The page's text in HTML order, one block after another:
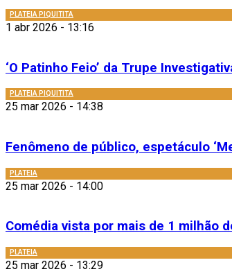
PLATEIA PIQUITITA
1 abr 2026 - 13:16
‘O Patinho Feio’ da Trupe
PLATEIA PIQUITITA
25 mar 2026 - 14:38
Fenômeno de público, espetáculo
PLATEIA
25 mar 2026 - 14:00
Comédia vista por mais de 1 milhão
PLATEIA
25 mar 2026 - 13:29